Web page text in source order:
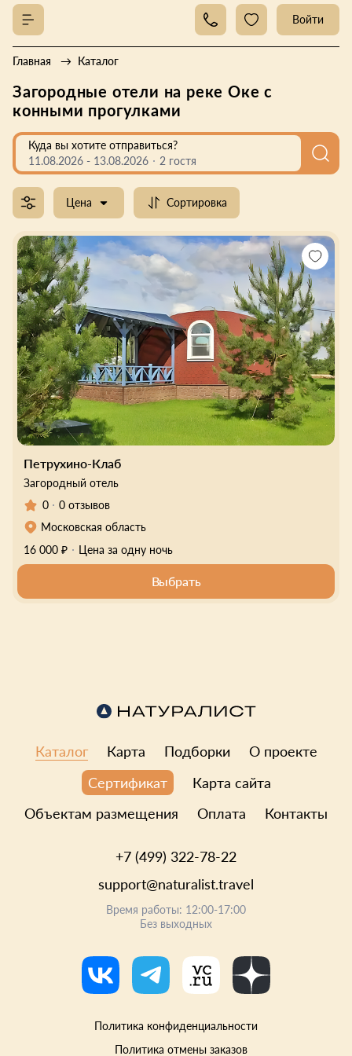
Войти
Главная Каталог
Загородные отели на реке Оке с
конными прогулками
Куда вы хотите отправиться?
11.08.2026 - 13.08.2026 2 гостя
Цена Сортировка
Петрухино-Клаб
Загородный отель
0
0 отзывов
Московская область
16 000 ₽
Цена за одну ночь
Выбрать
Каталог Карта Подборки
О проекте
Сертификат
Карта сайта
Объектам размещения
Оплата Контакты
+7 (499) 322-78-22
support@naturalist.travel
Время работы: 12:00-17:00
Без выходных
Политика конфиденциальности
Политика отмены заказов